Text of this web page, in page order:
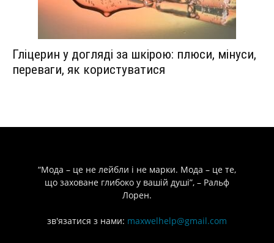
Гліцерин у догляді за шкірою: плюси, мінуси,
переваги, як користуватися
“Мода – це не лейбли і не марки. Мода – це те,
що заховане глибоко у вашій душі”, – Ральф
Лорен.
зв'язатися з нами: maxwelhelp@gmail.com